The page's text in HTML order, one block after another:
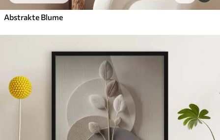
Abstrakte Blume